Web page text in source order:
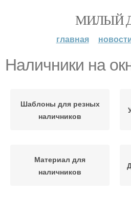
МИЛЫЙ
главная
Наличники на
Шаблоны для резных
наличников
Материал для
наличников